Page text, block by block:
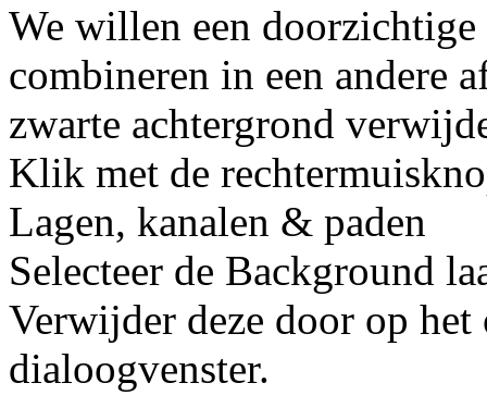
We willen een
combineren in een andere
zwarte achtergrond
Klik met de
Lagen, kanalen & paden
Selecteer de Background
Verwijder deze door op
dialoogvenster.